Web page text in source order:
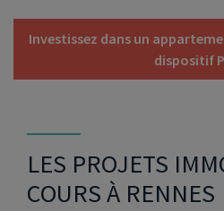
Investissez dans un
dispositif
LES PROJETS
COURS À RENNES